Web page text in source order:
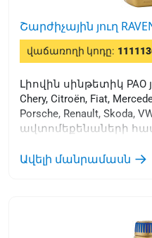
Շարժիչային յուղ
վաճառողի կոդը:
Լիովին սինթետիկ PAO
Chery, Citroën, Fiat,
Porsche, Renault,
ավտոմեքենաների
Ավելի մանրամասն